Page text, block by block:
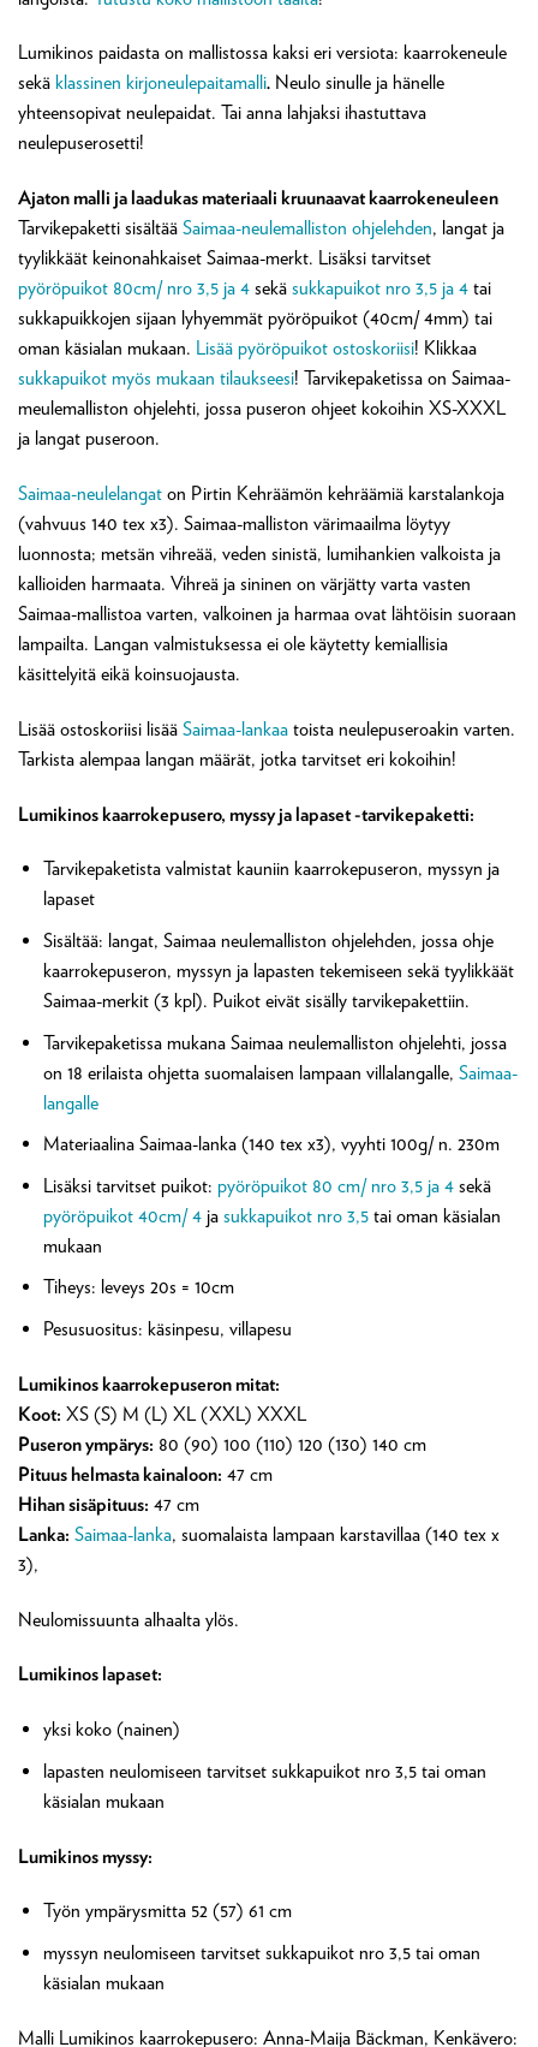
Lumikinos paidasta on mallistossa kaksi eri versiota: kaarrokeneule
sekä klassinen kirjoneulepaitamalli. Neulo sinulle ja hänelle
yhteensopivat neulepaidat. Tai anna lahjaksi ihastuttava
neulepuserosetti!
Ajaton malli ja laadukas materiaali kruunaavat kaarrokeneuleen
Tarvikepaketti sisältää Saimaa-neulemalliston ohjelehden, langat ja
tyylikkäät keinonahkaiset Saimaa-merkt. Lisäksi tarvitset
pyöröpuikot 80cm/ nro 3,5 ja 4 sekä sukkapuikot nro 3,5 ja 4 tai
sukkapuikkojen sijaan lyhyemmät pyöröpuikot (40cm/ 4mm) tai
oman käsialan mukaan. Lisää pyöröpuikot ostoskoriisi! Klikkaa
sukkapuikot myös mukaan tilaukseesi! Tarvikepaketissa on Saimaa-
meulemalliston ohjelehti, jossa puseron ohjeet kokoihin XS-XXXL
ja langat puseroon.
Saimaa-neulelangat on Pirtin Kehräämön kehräämiä karstalankoja
(vahvuus 140 tex x3). Saimaa-malliston värimaailma löytyy
luonnosta; metsän vihreää, veden sinistä, lumihankien valkoista ja
kallioiden harmaata. Vihreä ja sininen on värjätty varta vasten
Saimaa-mallistoa varten, valkoinen ja harmaa ovat lähtöisin suoraan
lampailta. Langan valmistuksessa ei ole käytetty kemiallisia
käsittelyitä eikä koinsuojausta.
Lisää ostoskoriisi lisää Saimaa-lankaa toista neulepuseroakin varten.
Tarkista alempaa langan määrät, jotka tarvitset eri kokoihin!
Lumikinos kaarrokepusero, myssy ja lapaset -tarvikepaketti:
Tarvikepaketista valmistat kauniin kaarrokepuseron, myssyn ja
lapaset
Sisältää: langat, Saimaa neulemalliston ohjelehden, jossa ohje
kaarrokepuseron, myssyn ja lapasten tekemiseen sekä tyylikkäät
Saimaa-merkit (3 kpl). Puikot eivät sisälly tarvikepakettiin.
Tarvikepaketissa mukana Saimaa neulemalliston ohjelehti, jossa
on 18 erilaista ohjetta suomalaisen lampaan villalangalle, Saimaa-
langalle
Materiaalina Saimaa-lanka (140 tex x3), vyyhti 100g/ n. 230m
Lisäksi tarvitset puikot: pyöröpuikot 80 cm/ nro 3,5 ja 4sekä
pyöröpuikot 40cm/ 4ja sukkapuikot nro 3,5tai oman käsialan
mukaan
Tiheys: leveys 20s = 10cm
Pesusuositus: käsinpesu, villapesu
Lumikinos kaarrokepuseron mitat:
Koot: XS (S) M (L) XL (XXL) XXXL
Puseron ympärys: 80 (90) 100 (110) 120 (130) 140 cm
Pituus helmasta kainaloon: 47 cm
Hihan sisäpituus: 47 cm
Lanka: Saimaa-lanka, suomalaista lampaan karstavillaa (140 tex x
3),
Neulomissuunta alhaalta ylös.
Lumikinos lapaset:
yksi koko (nainen)
lapasten neulomiseen tarvitset sukkapuikot nro 3,5 tai oman
käsialan mukaan
Lumikinos myssy:
Työn ympärysmitta 52 (57) 61 cm
myssyn neulomiseen tarvitset sukkapuikot nro 3,5 tai oman
käsialan mukaan
Malli Lumikinos kaarrokepusero: Anna-Maija Bäckman, Kenkävero: